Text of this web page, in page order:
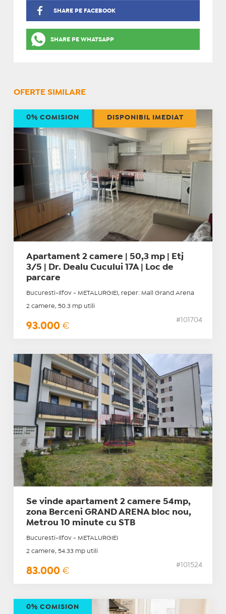
SHARE PE FACEBOOK
SHARE PE WHATSAPP
OFERTE SIMILARE
Apartament 2 camere | 50,3 mp | Etj
3/5 | Dr. Dealu Cucului 17A | Loc de
parcare
Bucuresti-Ilfov - METALURGIEI, reper: Mall Grand Arena
2 camere, 50.3 mp utili
93.000 €
#101704
0% COMISION DISPONIBIL IMEDIAT
Se vinde apartament 2 camere 54mp,
zona Berceni GRAND ARENA bloc nou,
Metrou 10 minute cu STB
Bucuresti-Ilfov - METALURGIEI
2 camere, 54.33 mp utili
83.000 €
#101524
0% COMISION